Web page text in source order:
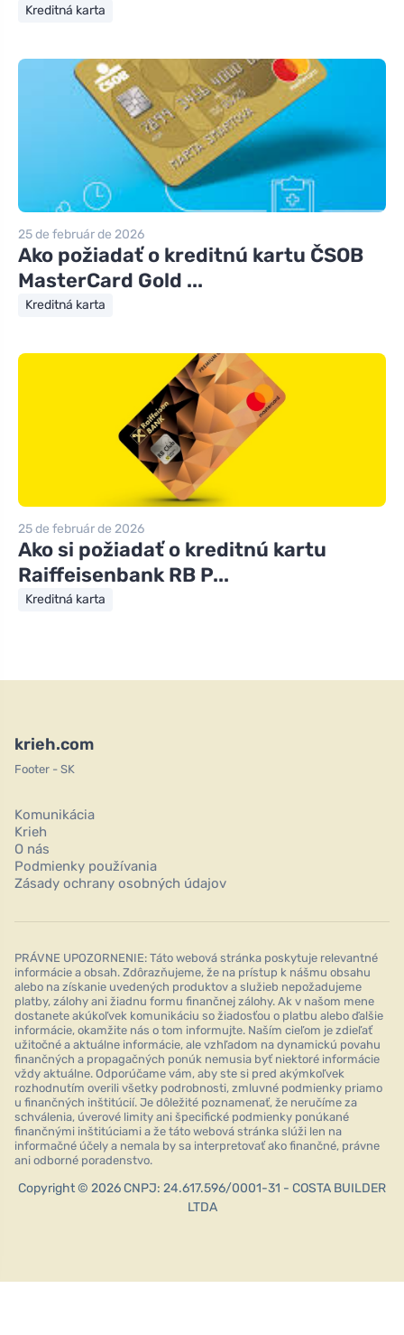
Kreditná karta
25 de február de 2026
Ako požiadať o kreditnú kartu ČSOB
MasterCard Gold ...
Kreditná karta
25 de február de 2026
Ako si požiadať o kreditnú kartu
Raiffeisenbank RB P...
Kreditná karta
krieh.com
Footer - SK
Komunikácia
Krieh
O nás
Podmienky používania
Zásady ochrany osobných údajov
PRÁVNE UPOZORNENIE: Táto webová stránka poskytuje relevantné
informácie a obsah. Zdôrazňujeme, že na prístup k nášmu obsahu
alebo na získanie uvedených produktov a služieb nepožadujeme
platby, zálohy ani žiadnu formu finančnej zálohy. Ak v našom mene
dostanete akúkoľvek komunikáciu so žiadosťou o platbu alebo ďalšie
informácie, okamžite nás o tom informujte. Naším cieľom je zdieľať
užitočné a aktuálne informácie, ale vzhľadom na dynamickú povahu
finančných a propagačných ponúk nemusia byť niektoré informácie
vždy aktuálne. Odporúčame vám, aby ste si pred akýmkoľvek
rozhodnutím overili všetky podrobnosti, zmluvné podmienky priamo
u finančných inštitúcií. Je dôležité poznamenať, že neručíme za
schválenia, úverové limity ani špecifické podmienky ponúkané
finančnými inštitúciami a že táto webová stránka slúži len na
informačné účely a nemala by sa interpretovať ako finančné, právne
ani odborné poradenstvo.
Copyright © 2026 CNPJ: 24.617.596/0001-31 - COSTA BUILDER
LTDA